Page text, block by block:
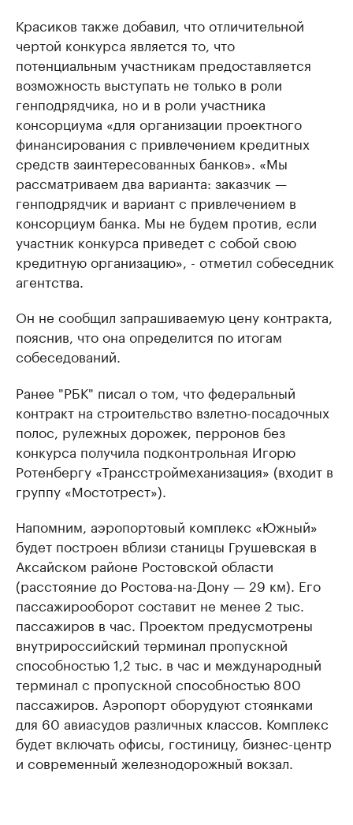
Красиков также добавил, что отличительной
чертой конкурса является то, что
потенциальным участникам предоставляется
возможность выступать не только в роли
генподрядчика, но и в роли участника
консорциума «для организации проектного
финансирования с привлечением кредитных
средств заинтересованных банков». «Мы
рассматриваем два варианта: заказчик —
генподрядчик и вариант с привлечением в
консорциум банка. Мы не будем против, если
участник конкурса приведет с собой свою
кредитную организацию», - отметил собеседник
агентства.
Он не сообщил запрашиваемую цену контракта,
пояснив, что она определится по итогам
собеседований.
Ранее "РБК" писал о том, что федеральный
контракт на строительство взлетно-посадочных
полос, рулежных дорожек, перронов без
конкурса получила подконтрольная Игорю
Ротенбергу «Трансстроймеханизация» (входит в
группу «Мостотрест»).
Напомним, аэропортовый комплекс «Южный»
будет построен вблизи станицы Грушевская в
Аксайском районе Ростовской области
(расстояние до Ростова-на-Дону — 29 км). Его
пассажирооборот составит не менее 2 тыс.
пассажиров в час. Проектом предусмотрены
внутрироссийский терминал пропускной
способностью 1,2 тыс. в час и международный
терминал с пропускной способностью 800
пассажиров. Аэропорт оборудуют стоянками
для 60 авиасудов различных классов. Комплекс
будет включать офисы, гостиницу, бизнес-центр
и современный железнодорожный вокзал.